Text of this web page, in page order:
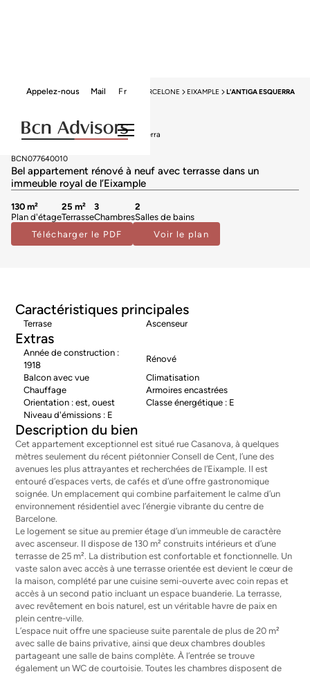
Mail
Appelez-nous Fr
HOME APPARTEMENTS À VENDRE BARCELONE EIXAMPLE L'ANTIGA ESQUERRA
Télécharger le PDF Voir le plan
Appartements à vendre à L'Antiga Esquerra
BCN077640010
Bel appartement rénové à neuf avec terrasse dans un
immeuble royal de l’Eixample
130 m²
Plan d'étage
25 m²
Terrasse
3
Chambres
2
Salles de bains
Caractéristiques principales
Terrase Ascenseur
Extras
Année de construction :
1918
Rénové
Balcon avec vue
Climatisation
Chauffage
Armoires encastrées
Orientation : est, ouest
Classe énergétique : E
Niveau d'émissions : E
Description du bien
Cet appartement exceptionnel est situé rue Casanova, à quelques
mètres seulement du récent piétonnier Consell de Cent, l’une des
avenues les plus attrayantes et recherchées de l’Eixample. Il est
entouré d’espaces verts, de cafés et d’une offre gastronomique
soignée. Un emplacement qui combine parfaitement le calme d’un
environnement résidentiel avec l’énergie vibrante du centre de
Barcelone.
Le logement se situe au premier étage d’un immeuble de caractère
avec ascenseur. Il dispose de 130 m² construits intérieurs et d’une
terrasse de 25 m². La distribution est confortable et fonctionnelle. Un
vaste salon avec accès à une terrasse orientée est devient le cœur de
la maison, complété par une cuisine semi-ouverte avec coin repas et
accès à un second patio incluant un espace buanderie. La terrasse,
avec revêtement en bois naturel, est un véritable havre de paix en
plein centre-ville.
L’espace nuit offre une spacieuse suite parentale de plus de 20 m²
avec salle de bains privative, ainsi que deux chambres doubles
partageant une salle de bains complète. À l’entrée se trouve
également un WC de courtoisie. Toutes les chambres disposent de